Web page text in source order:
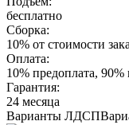
бесплатно
Сборка:
10% от стоимости
Оплата:
10% предоплата,
Гарантия:
24 месяца
Варианты ЛДСП